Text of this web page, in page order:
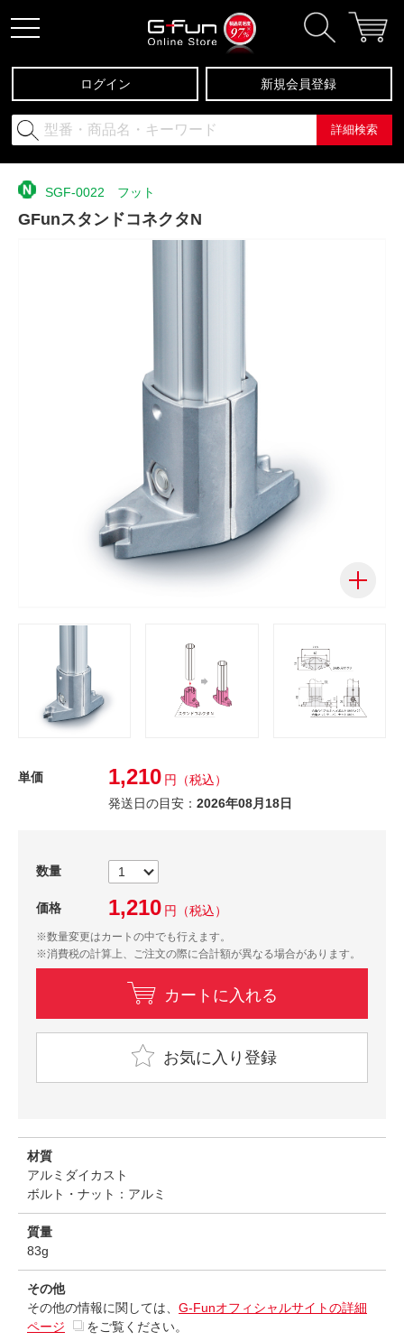
ログイン 新規会員登録
詳細検索
SGF-0022 フット
GFunスタンドコネクタN
単価 1,210 円
（税込）
発送日の目安： 2026年08月18日
数量
価格 1,210 円 （税込）
※数量変更はカートの中でも行えます。
※消費税の計算上、ご注文の際に合計額が異なる場合があります。
カートに入れる
お気に入り登録
材質
アルミダイカスト
ボルト・ナット：アルミ
質量
83g
その他
その他の情報に関しては、 G-Funオフィシャルサイトの詳細
ページ
をご覧ください。